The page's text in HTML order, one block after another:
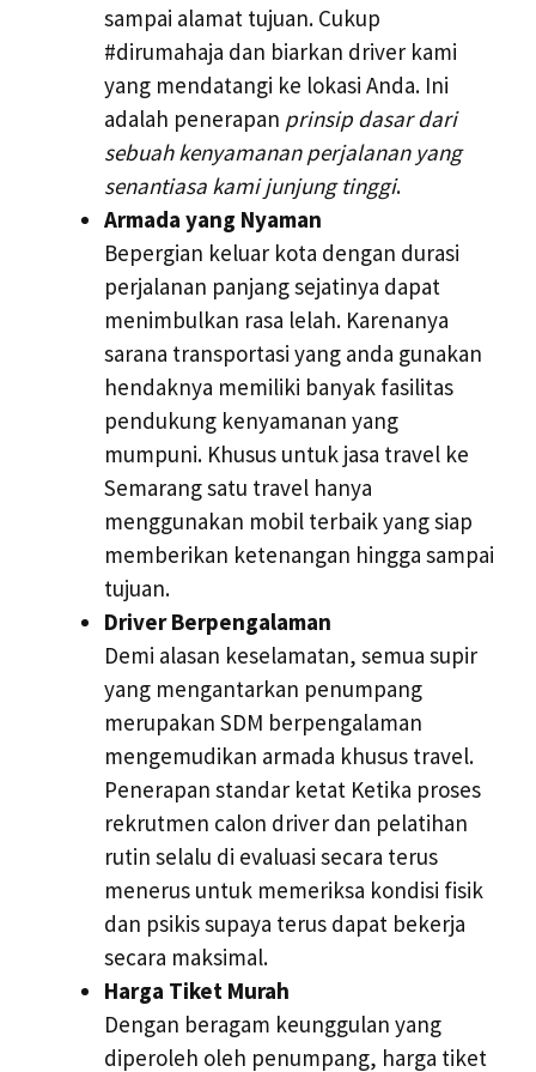
sampai alamat tujuan. Cukup
#dirumahaja dan biarkan driver kami
yang mendatangi ke lokasi Anda. Ini
adalah penerapan prinsip dasar dari
sebuah kenyamanan perjalanan yang
senantiasa kami junjung tinggi.
Armada yang Nyaman
Bepergian keluar kota dengan durasi
perjalanan panjang sejatinya dapat
menimbulkan rasa lelah. Karenanya
sarana transportasi yang anda gunakan
hendaknya memiliki banyak fasilitas
pendukung kenyamanan yang
mumpuni. Khusus untuk jasa travel ke
Semarang satu travel hanya
menggunakan mobil terbaik yang siap
memberikan ketenangan hingga sampai
tujuan.
Driver Berpengalaman
Demi alasan keselamatan, semua supir
yang mengantarkan penumpang
merupakan SDM berpengalaman
mengemudikan armada khusus travel.
Penerapan standar ketat Ketika proses
rekrutmen calon driver dan pelatihan
rutin selalu di evaluasi secara terus
menerus untuk memeriksa kondisi fisik
dan psikis supaya terus dapat bekerja
secara maksimal.
Harga Tiket Murah
Dengan beragam keunggulan yang
diperoleh oleh penumpang, harga tiket